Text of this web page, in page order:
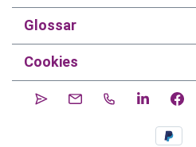
Glossar
Cookies